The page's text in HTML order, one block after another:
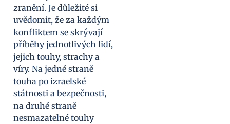
zranění. Je důležité si
uvědomit, že za každým
konfliktem se skrývají
příběhy jednotlivých lidí,
jejich touhy, strachy a
víry. Na jedné straně
touha po izraelské
státnosti a bezpečnosti,
na druhé straně
nesmazatelné touhy